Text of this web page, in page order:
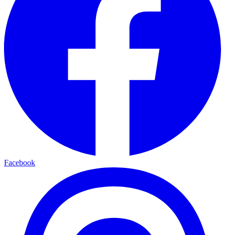
Facebook